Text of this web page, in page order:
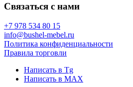
Связаться с нами
+7 978 534 80 15
info@bushel-mebel.ru
Политика конфиденциальности
Правила торговли
Написать в Tg
Написать в MAX